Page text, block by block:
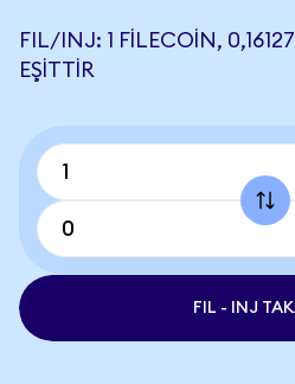
FIL/INJ: 1 FILECOIN,
EŞITTIR
FIL - INJ